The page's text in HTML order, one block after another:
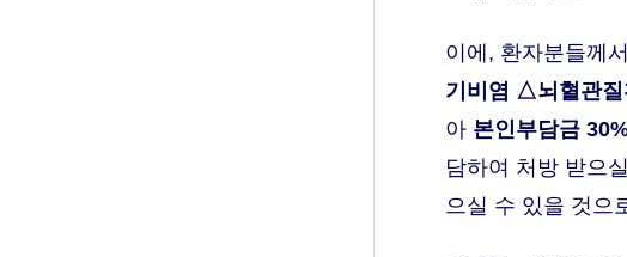
이에, 환자분들께
기비염 △뇌혈관
아 본인부담금
담하여 처방 받으
으실 수 있을 것으